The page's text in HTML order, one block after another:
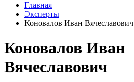
Главная
Эксперты
Коновалов Иван Вячеславович
Коновалов Иван
Вячеславович